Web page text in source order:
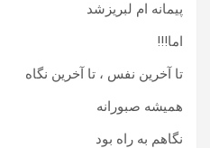
پیمانه ام لبریزشد
اما!!!
تا آخرین نفس ، تا آخرین نگاه
همیشه صبورانه
نگاهم به راه بود